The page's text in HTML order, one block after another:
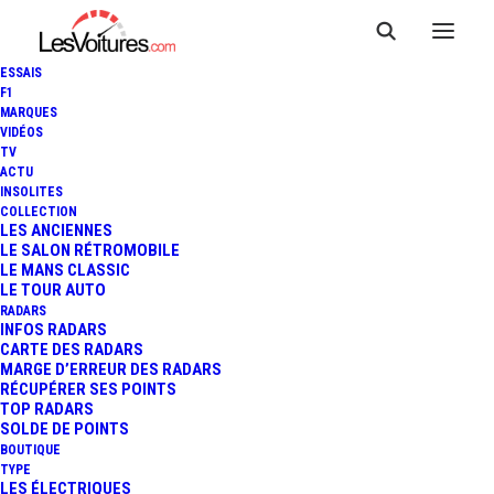
ESSAIS
F1
MARQUES
VIDÉOS
TV
ACTU
INSOLITES
COLLECTION
LES ANCIENNES
LE SALON RÉTROMOBILE
LE MANS CLASSIC
LE TOUR AUTO
RADARS
INFOS RADARS
CARTE DES RADARS
MARGE D’ERREUR DES RADARS
RÉCUPÉRER SES POINTS
TOP RADARS
SOLDE DE POINTS
BOUTIQUE
TYPE
LES ÉLECTRIQUES
7 avril 2020
VOLKSWAGEN GOLF GTI